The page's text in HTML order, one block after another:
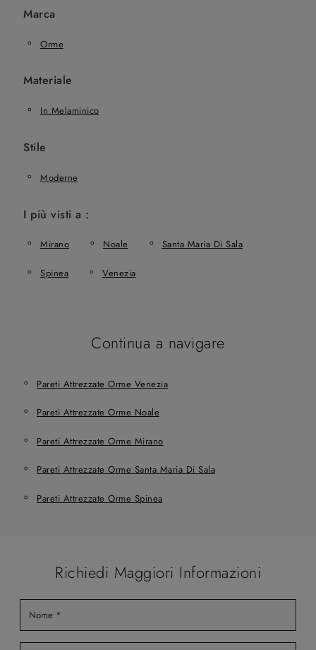
Marca
Orme
Materiale
In Melaminico
Stile
Moderne
I più visti a :
Mirano Noale Santa Maria Di Sala
Spinea Venezia
Continua a navigare
Pareti Attrezzate Orme Venezia
Pareti Attrezzate Orme Noale
Pareti Attrezzate Orme Mirano
Pareti Attrezzate Orme Santa Maria Di Sala
Pareti Attrezzate Orme Spinea
Richiedi Maggiori Informazioni